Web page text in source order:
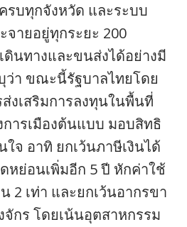
รบทุกจังหวัด และระบบ
ายอยู่ทุกระยะ 200
ดินทางและขนส่งได้อย่างมี
ว่า ขณะนี้รัฐบาลไทยโดย
งเสริมการลงทุนในพื้นที่
ารเมืองต้นแบบ มอบสิทธิ
จ อาทิ ยกเว้นภาษีเงินได้
หย่อนเพิ่มอีก 5 ปี หักค่าใช้
2 เท่า และยกเว้นอากรขา
จักร โดยเน้นอุตสาหกรรม